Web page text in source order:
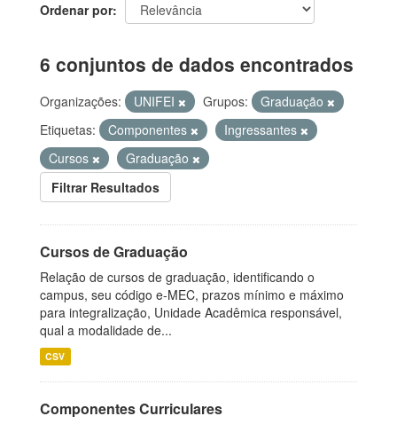
Ordenar por
6 conjuntos de dados encontrados
Organizações: UNIFEI Grupos:
Graduação
Etiquetas:
Componentes
Ingressantes
Cursos
Graduação
Filtrar Resultados
Cursos de Graduação
Relação de cursos de graduação, identificando o
campus, seu código e-MEC, prazos mínimo e máximo
para integralização, Unidade Acadêmica responsável,
qual a modalidade de...
CSV
Componentes Curriculares